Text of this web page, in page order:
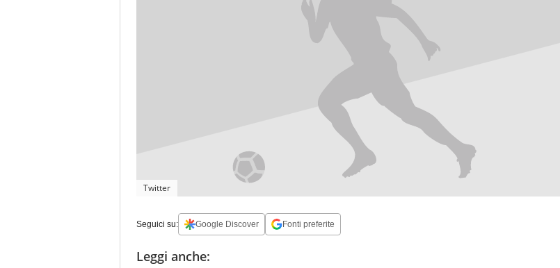
Twitter
Seguici su: Google Discover Fonti preferite
Leggi anche: